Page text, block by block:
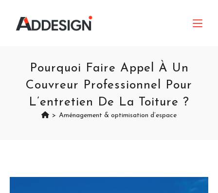
Pourquoi Faire Appel À Un
Couvreur Professionnel Pour
L’entretien De La Toiture ?
> Aménagement & optimisation d’espace